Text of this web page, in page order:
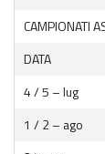
3^ prova Aviano
4^ prova TBA
5^ prova Carso
CAMPIONATI
DATA
4 / 5 – lug
1 / 2 – ago